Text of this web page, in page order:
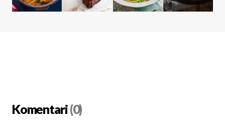
Komentari(0)